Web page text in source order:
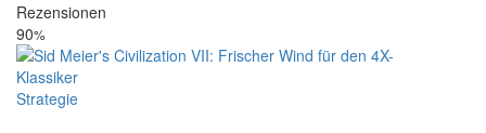
Rezensionen
90%
Strategie